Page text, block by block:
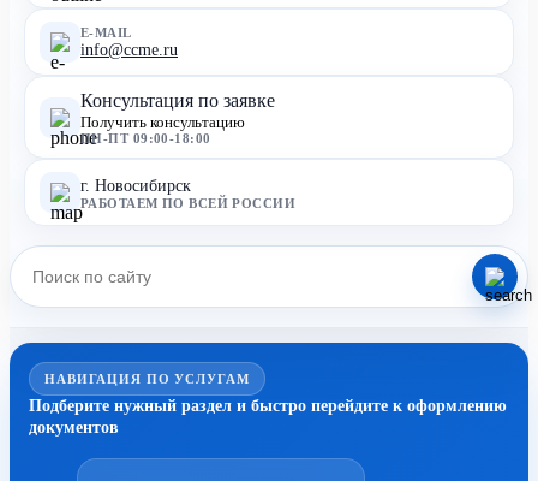
E-MAIL
info@ccme.ru
Консультация по заявке
Получить консультацию
ПН-ПТ 09:00-18:00
г. Новосибирск
РАБОТАЕМ ПО ВСЕЙ РОССИИ
НАВИГАЦИЯ ПО УСЛУГАМ
Подберите нужный раздел и быстро перейдите к оформлению
документов